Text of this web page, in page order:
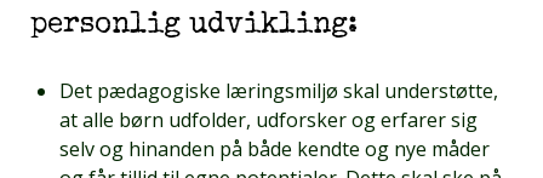
personlig udvikling:
Det pædagogiske læringsmiljø skal understøtte,
at alle børn udfolder, udforsker og erfarer sig
selv og hinanden på både kendte og nye måder